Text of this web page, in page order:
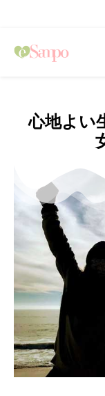
心地よい